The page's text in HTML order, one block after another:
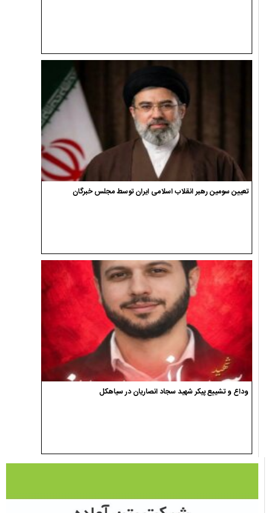
تعیین سومین رهبر انقلاب اسلامی ایران توسط مجلس خبرگان
وداع و تشییع پیکر شهید سجاد انصاریان در سیاهکل